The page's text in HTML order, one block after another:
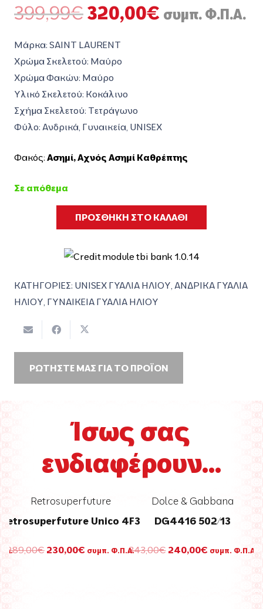
399,99€Original
price
was:
399,99€.
320,00€ Η
τρέχουσα
συμπ. Φ.Π.Α.
Μάρκα: SAINT LAURENT
Χρώμα Σκελετού: Μαύρο
Χρώμα Φακών: Μαύρο
Υλικό Σκελετού: Κοκάλινο
Σχήμα Σκελετού: Τετράγωνο
Φύλο: Ανδρικά, Γυναικεία, UNISEX
Φακός: Ασημί,Αχνός Ασημί Καθρέπτης
Σε απόθεμα
ΠΡΟΣΘΗΚΗ ΣΤΟ ΚΑΛΑΘΙ
ΚΑΤΗΓΟΡΙΕΣ: UNISEX ΓΥΑΛΙΑ ΗΛΙΟΥ, ΑΝΔΡΙΚΑ ΓΥΑΛΙΑ
ΗΛΙΟΥ, ΓΥΝΑΙΚΕΙΑ ΓΥΑΛΙΑ ΗΛΙΟΥ
ΡΩΤΗΣΤΕ ΜΑΣ ΓΙΑ ΤΟ ΠΡΟΪΟΝ
Ίσως σας
ενδιαφέρουν...
Retrosuperfuture
Retrosuperfuture Unico 4F3
289,00€ Original
230,00€ Η
συμπ. Φ.Π.Α.
Dolce & Gabbana
DG4416 502/13
343,00€ Original
240,00€Ησυμπ. Φ.Π.Α.